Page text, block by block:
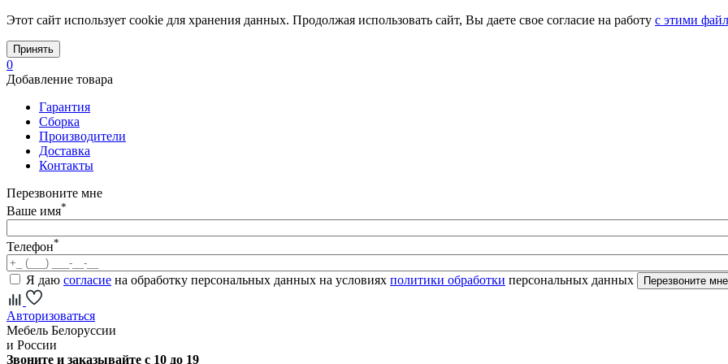
Этот сайт использует cookie для хранения данных. Продолжая использовать сайт, Вы даете свое согласие на работу с этими
Принять
0
Добавление товара
Гарантия
Сборка
Производители
Доставка
Контакты
Перезвоните мне
Ваше имя*
Телефон*
Я даю согласие на обработку персональных данных на условиях политики обработки персональных данных
Авторизоваться
Мебель Белоруссии
и России
Звоните и заказывайте с 10 до 19